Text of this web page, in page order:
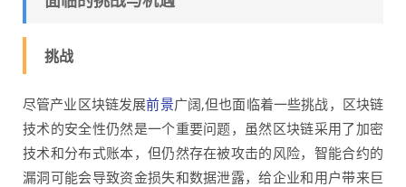
挑战
尽管产业区块链发展前景广阔,但也面临着一些挑战，区块链
技术的安全性仍然是一个重要问题，虽然区块链采用了加密
技术和分布式账本，但仍然存在被攻击的风险，智能合约的
漏洞可能会导致资金损失和数据泄露，给企业和用户带来巨